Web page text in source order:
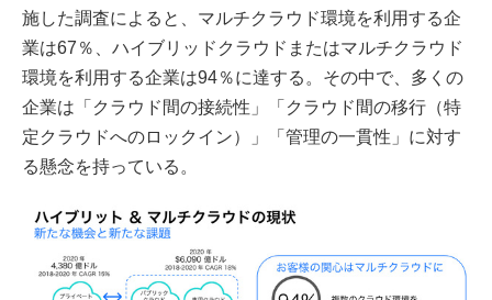
施した調査によると、マルチクラウド環境を利用する企
業は67％、ハイブリッドクラウドまたはマルチクラウド
環境を利用する企業は94％に達する。その中で、多くの
企業は「クラウド間の接続性」「クラウド間の移行（特
定クラウドへのロックイン）」「管理の一貫性」に対す
る懸念を持っている。